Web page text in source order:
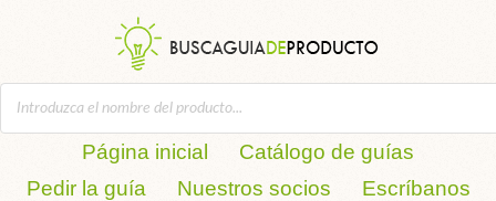
Página inicial
Catálogo de guías
Pedir la guía
Nuestros socios Escríbanos